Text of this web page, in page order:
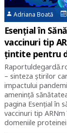
Adriana Boată
Esențial în
vaccinuri tip
țintite pentru
– sinteza știrilor
impactului
amenință
pagina Esențial în
vaccinuri tip
domeniile